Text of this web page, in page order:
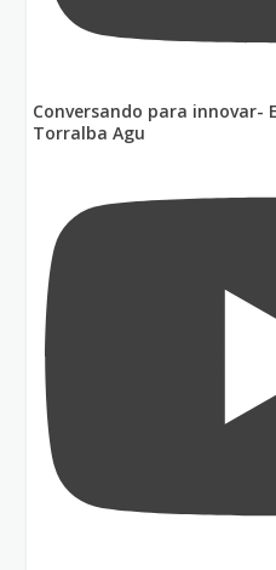
Conversando para innovar-
Torralba Agu